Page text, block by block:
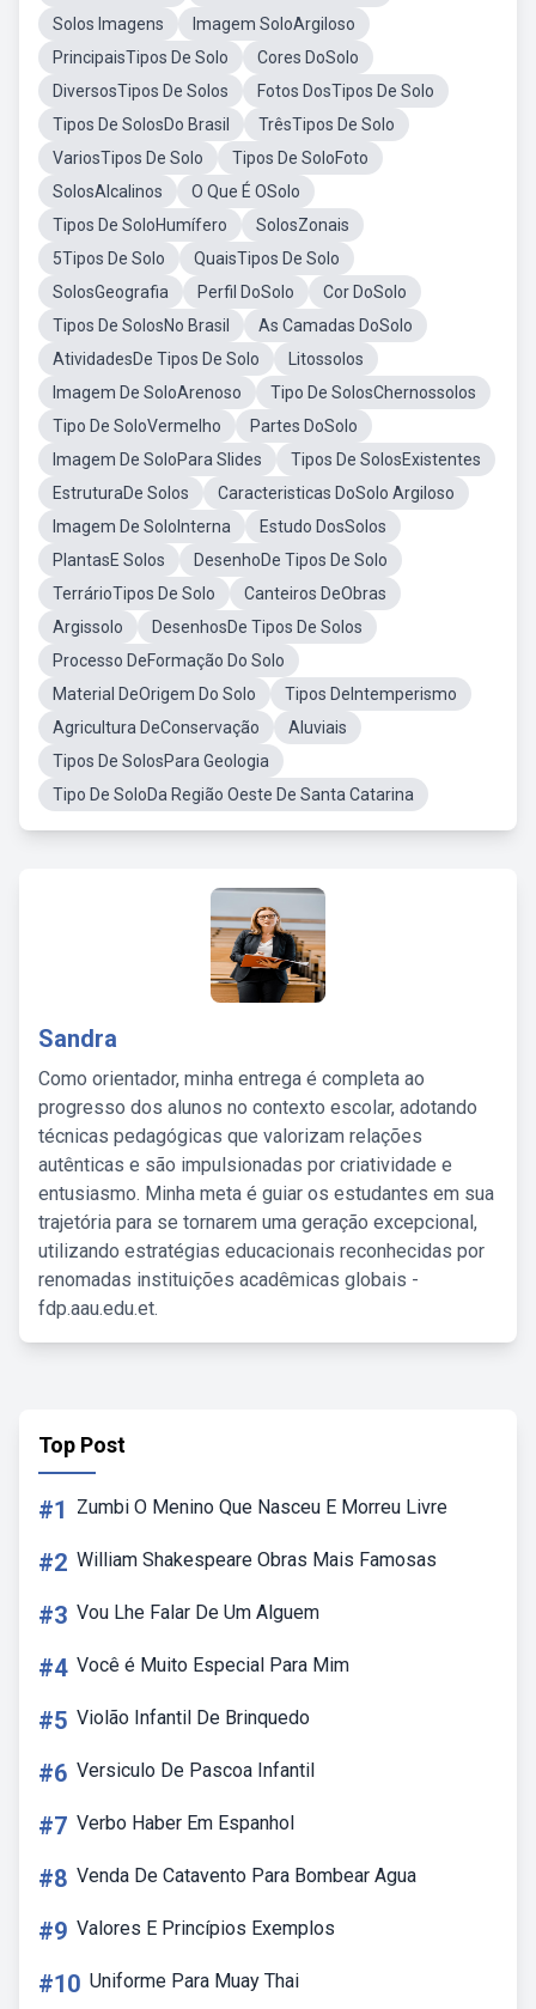
Solos Imagens
Imagem SoloArgiloso
PrincipaisTipos De Solo
Cores DoSolo
DiversosTipos De Solos
Fotos DosTipos De Solo
Tipos De SolosDo Brasil
TrêsTipos De Solo
VariosTipos De Solo
Tipos De SoloFoto
SolosAlcalinos
O Que É OSolo
Tipos De SoloHumífero
SolosZonais
5Tipos De Solo
QuaisTipos De Solo
SolosGeografia
Perfil DoSolo
Cor DoSolo
Tipos De SolosNo Brasil
As Camadas DoSolo
AtividadesDe Tipos De Solo
Litossolos
Imagem De SoloArenoso
Tipo De SolosChernossolos
Tipo De SoloVermelho
Partes DoSolo
Imagem De SoloPara Slides
Tipos De SolosExistentes
EstruturaDe Solos
Caracteristicas DoSolo Argiloso
Imagem De SoloInterna
Estudo DosSolos
PlantasE Solos
DesenhoDe Tipos De Solo
TerrárioTipos De Solo
Canteiros DeObras
Argissolo
DesenhosDe Tipos De Solos
Processo DeFormação Do Solo
Material DeOrigem Do Solo
Tipos DeIntemperismo
Agricultura DeConservação
Aluviais
Tipos De SolosPara Geologia
Tipo De SoloDa Região Oeste De Santa Catarina
Sandra
Como orientador, minha entrega é completa ao
progresso dos alunos no contexto escolar, adotando
técnicas pedagógicas que valorizam relações
autênticas e são impulsionadas por criatividade e
entusiasmo. Minha meta é guiar os estudantes em sua
trajetória para se tornarem uma geração excepcional,
utilizando estratégias educacionais reconhecidas por
renomadas instituições acadêmicas globais -
fdp.aau.edu.et.
Top Post
#1 Zumbi O Menino Que Nasceu E Morreu Livre
#2 William Shakespeare Obras Mais Famosas
#3 Vou Lhe Falar De Um Alguem
#4 Você é Muito Especial Para Mim
#5 Violão Infantil De Brinquedo
#6 Versiculo De Pascoa Infantil
#7 Verbo Haber Em Espanhol
#8 Venda De Catavento Para Bombear Agua
#9 Valores E Princípios Exemplos
#10 Uniforme Para Muay Thai